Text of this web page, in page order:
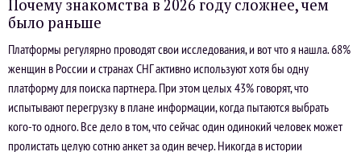
Почему знакомства в 2026 году сложнее, чем
было раньше
Платформы регулярно проводят свои исследования, и вот что я нашла. 68%
женщин в России и странах СНГ активно используют хотя бы одну
платформу для поиска партнера. При этом целых 43% говорят, что
испытывают перегрузку в плане информации, когда пытаются выбрать
кого-то одного. Все дело в том, что сейчас один одинокий человек может
пролистать целую сотню анкет за один вечер. Никогда в истории